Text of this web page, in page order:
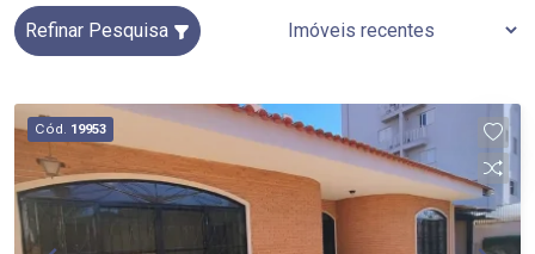
Refinar Pesquisa
Cód. 19953